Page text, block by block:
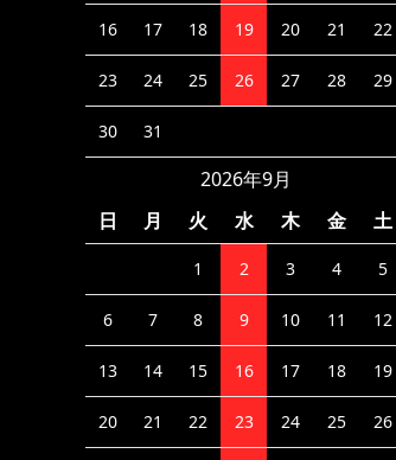
16 17 18 19 20 21 22
23 24 25 26 27 28 29
30 31
2026年9月
日
月 火 水 木 金 土
1 2 3 4 5
6 7 8 9 10 11 12
13 14 15 16 17 18 19
20 21 22 23 24 25 26